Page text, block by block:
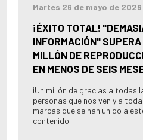
Martes 26 de mayo de 2026
¡ÉXITO TOTAL!
INFORMACIÓN"
MILLÓN DE
EN MENOS DE SEIS
¡Un millón de gracias a todas
personas que nos ven y a
marcas que se han unido a
contenido!